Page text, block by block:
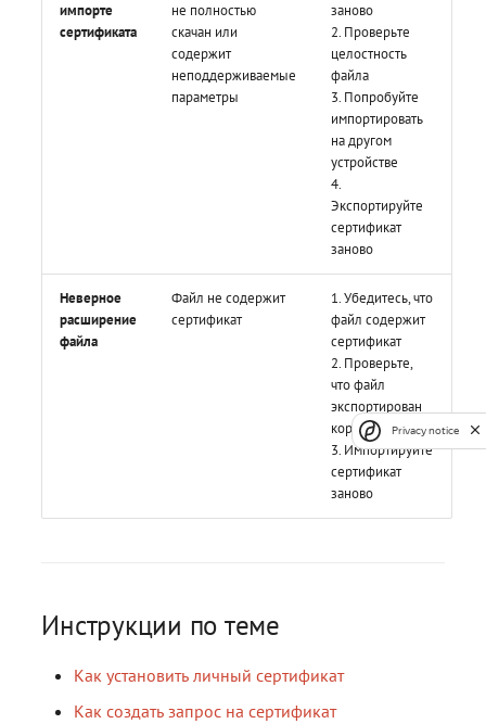
импорте
сертификата
не полностью
скачан или
содержит
неподдерживаемые
параметры
заново
2. Проверьте
целостность
файла
3. Попробуйте
импортировать
на другом
устройстве
4.
Экспортируйте
сертификат
заново
Неверное
расширение
файла
Файл не содержит
сертификат
1. Убедитесь, что
файл содержит
сертификат
2. Проверьте,
что файл
экспортирован
корректно
3. Импортируйте
сертификат
заново
Инструкции по теме
Как установить личный сертификат
Как создать запрос на сертификат
Privacy notice